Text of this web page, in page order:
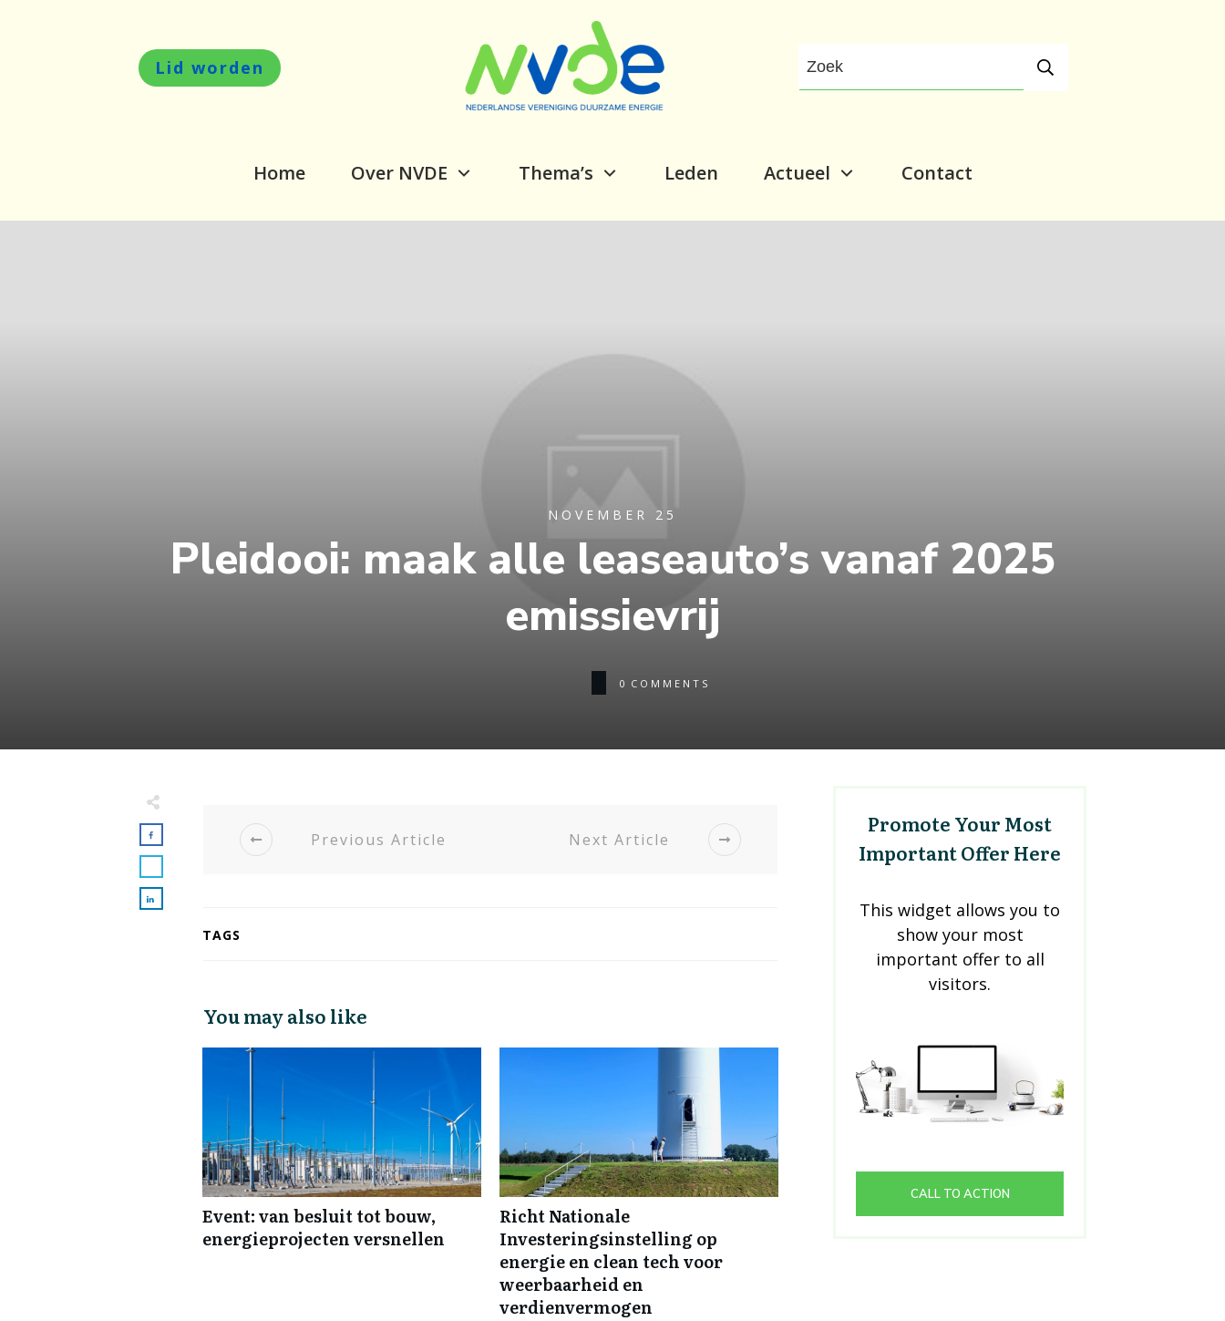
Lid worden
Home Over NVDE Thema’s Leden Actueel Contact
NOVEMBER 25
Pleidooi: maak alle leaseauto’s vanaf 2025
emissievrij
0 COMMENTS
Previous Article Next Article
TAGS
You may also like
Event: van besluit tot bouw,
energieprojecten versnellen
Richt Nationale
Investeringsinstelling op
energie en clean tech voor
weerbaarheid en
verdienvermogen
Promote Your Most
Important Offer Here
This widget allows you to
show your most
important offer to all
visitors.
CALL TO ACTION